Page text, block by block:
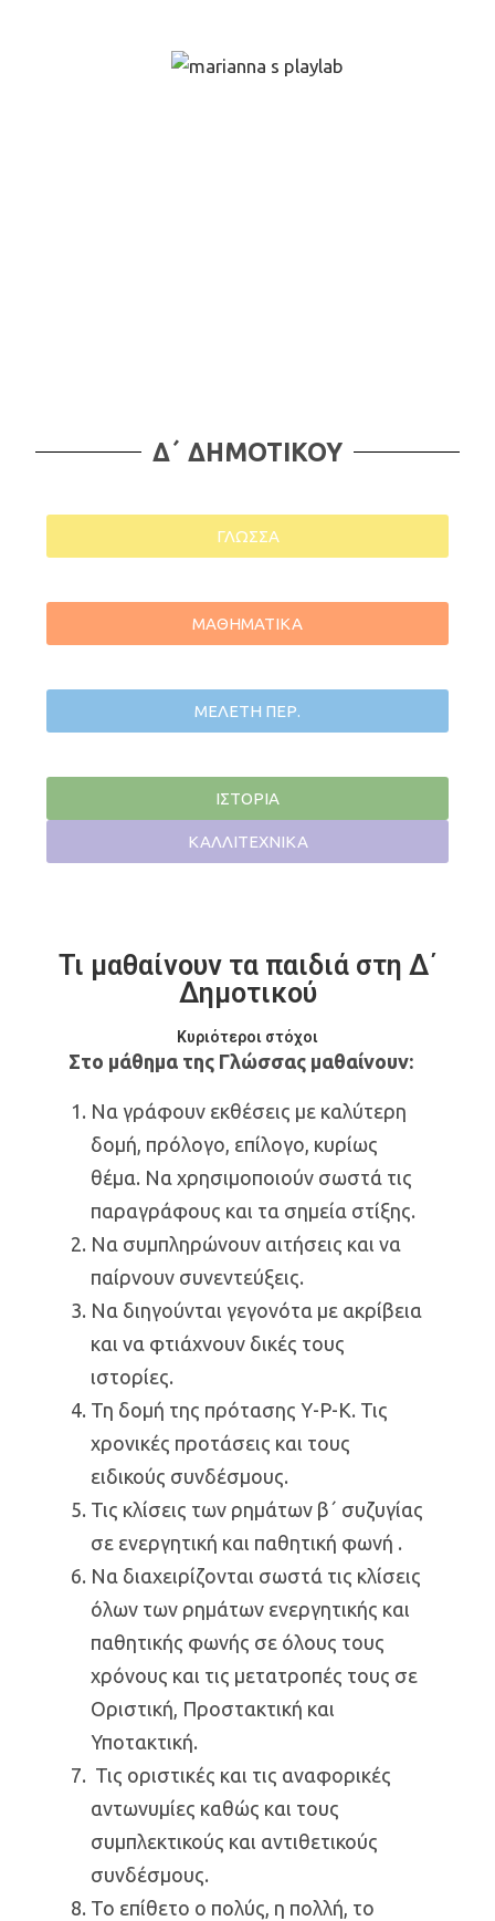
Δ΄ ΔΗΜΟΤΙΚΟΥ
ΓΛΩΣΣΑ
ΜΑΘΗΜΑΤΙΚΑ
ΜΕΛΕΤΗ ΠΕΡ.
ΙΣΤΟΡΙΑ
ΚΑΛΛΙΤΕΧΝΙΚΑ
Τι μαθαίνουν τα παιδιά στη Δ΄
Δημοτικού
Κυριότεροι στόχοι
Στο μάθημα της Γλώσσας μαθαίνουν:
Να γράφουν εκθέσεις με καλύτερη
δομή, πρόλογο, επίλογο, κυρίως
θέμα. Να χρησιμοποιούν σωστά τις
παραγράφους και τα σημεία στίξης.
Να συμπληρώνουν αιτήσεις και να
παίρνουν συνεντεύξεις.
Να διηγούνται γεγονότα με ακρίβεια
και να φτιάχνουν δικές τους
ιστορίες.
Τη δομή της πρότασης Υ-Ρ-Κ. Τις
χρονικές προτάσεις και τους
ειδικούς συνδέσμους.
Τις κλίσεις των ρημάτων β΄ συζυγίας
σε ενεργητική και παθητική φωνή .
Να διαχειρίζονται σωστά τις κλίσεις
όλων των ρημάτων ενεργητικής και
παθητικής φωνής σε όλους τους
χρόνους και τις μετατροπές τους σε
Οριστική, Προστακτική και
Υποτακτική.
Τις οριστικές και τις αναφορικές
αντωνυμίες καθώς και τους
συμπλεκτικούς και αντιθετικούς
συνδέσμους.
Το επίθετο ο πολύς, η πολλή, το